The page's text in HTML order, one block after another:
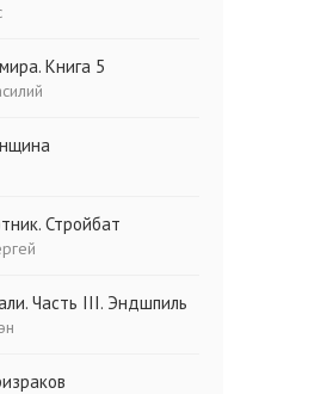
Книга 5
Стройбат
Часть III. Эндшпиль